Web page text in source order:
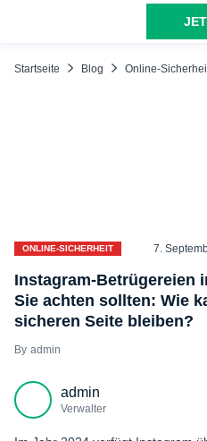
Startseite Blog Online-
ONLINE-SICHERHEIT 7.
Instagram-Betrügereien
Sie achten sollten: Wie
sicheren Seite bleiben?
admin
admin
Verwalter
Kann ein Benutzer mit
Fake-Job-Betrug auf
Instagram Krypto-Betrug
Instagram Künstlerbetrug
Instagram-Romantik-Betrug
Bezahltes Instagram-